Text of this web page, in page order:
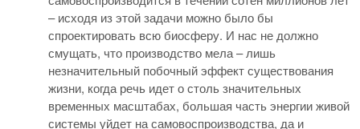
– исходя из этой задачи можно было бы
спроектировать всю биосферу. И нас не должно
смущать, что производство мела – лишь
незначительный побочный эффект существования
жизни, когда речь идет о столь значительных
временных масштабах, большая часть энергии живой
системы уйдет на самовоспроизводства, да и